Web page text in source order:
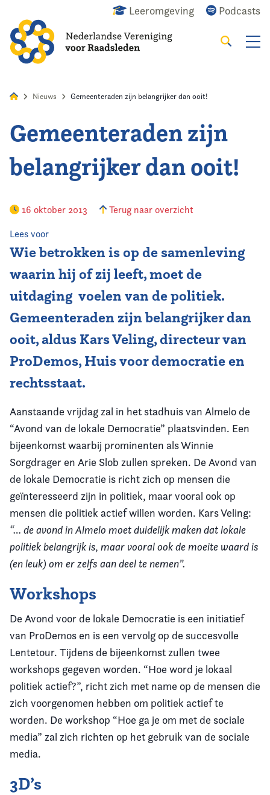
Leeromgeving Podcasts
Zoeken
Home
Agenda
Opleiding
Vereniging
Contact
Nieuws Gemeenteraden zijn belangrijker dan ooit!
Gemeenteraden zijn
belangrijker dan ooit!
16 oktober 2013 Terug naar overzicht
Lees voor
Wie betrokken is op de samenleving
waarin hij of zij leeft, moet de
uitdaging voelen van de politiek.
Gemeenteraden zijn belangrijker dan
ooit, aldus Kars Veling, directeur van
ProDemos, Huis voor democratie en
rechtsstaat.
Aanstaande vrijdag zal in het stadhuis van Almelo de
“Avond van de lokale Democratie” plaatsvinden. Een
bijeenkomst waarbij prominenten als Winnie
Sorgdrager en Arie Slob zullen spreken. De Avond van
de lokale Democratie is richt zich op mensen die
geïnteresseerd zijn in politiek, maar vooral ook op
mensen die politiek actief willen worden. Kars Veling:
“… de avond in Almelo moet duidelijk maken dat lokale
politiek belangrijk is, maar vooral ook de moeite waard is
(en leuk) om er zelfs aan deel te nemen”.
Workshops
De Avond voor de lokale Democratie is een initiatief
van ProDemos en is een vervolg op de succesvolle
Lentetour. Tijdens de bijeenkomst zullen twee
workshops gegeven worden. “Hoe word je lokaal
politiek actief?”, richt zich met name op de mensen die
zich voorgenomen hebben om politiek actief te
worden. De workshop “Hoe ga je om met de sociale
media” zal zich richten op het gebruik van de sociale
media.
3D’s